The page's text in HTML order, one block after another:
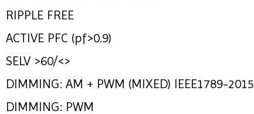
RIPPLE FREE
ACTIVE PFC (pf>0.9)
SELV >60/<>
DIMMING: AM + PWM (MIXED) IEEE1789-2015
DIMMING: PWM